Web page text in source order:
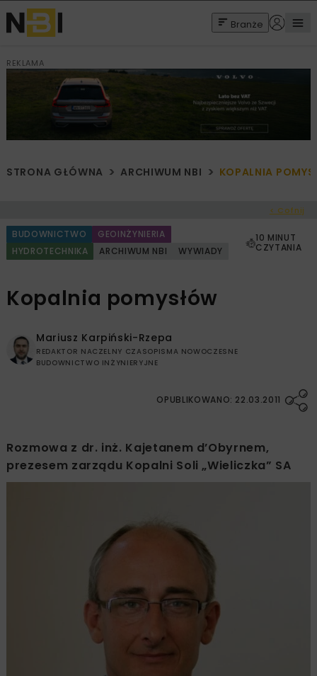
Branże
REKLAMA
STRONA GŁÓWNA ARCHIWUM NBI KOPALNIA
< Cofnij
BUDOWNICTWO
GEOINŻYNIERIA
HYDROTECHNIKA
ARCHIWUM NBI WYWIADY
10 MINUT
CZYTANIA
Kopalnia pomysłów
Mariusz Karpiński-Rzepa
REDAKTOR NACZELNY CZASOPISMA NOWOCZESNE
BUDOWNICTWO INŻYNIERYJNE
OPUBLIKOWANO: 22.03.2011
Rozmowa z dr. inż. Kajetanem d’Obyrnem,
prezesem zarządu Kopalni Soli „Wieliczka” SA